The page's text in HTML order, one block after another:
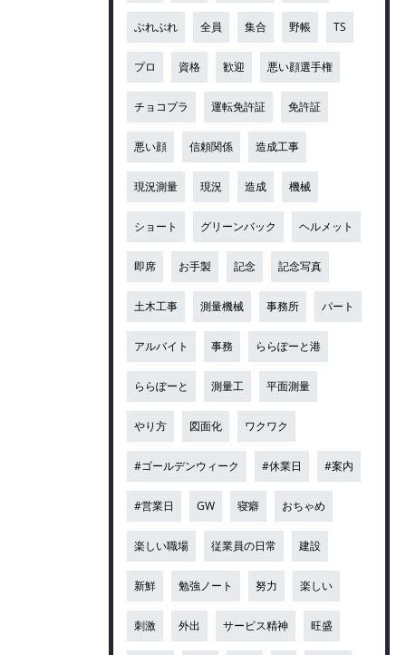
ぶれぶれ 全員 集合 野帳 TS
プロ 資格 歓迎 悪い顔選手権
チョコプラ 運転免許証 免許証
悪い顔 信頼関係 造成工事
現況測量 現況 造成 機械
ショート グリーンバック ヘルメット
即席 お手製 記念 記念写真
土木工事 測量機械 事務所 パート
アルバイト 事務 ららぽーと港
ららぽーと 測量工 平面測量
やり方 図面化 ワクワク
#ゴールデンウィーク #休業日 #案内
#営業日 GW 寝癖 おちゃめ
楽しい職場 従業員の日常 建設
新鮮 勉強ノート 努力 楽しい
刺激 外出 サービス精神 旺盛